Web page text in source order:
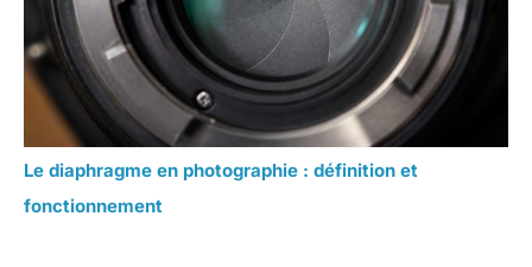
Le diaphragme en photographie : définition et
fonctionnement